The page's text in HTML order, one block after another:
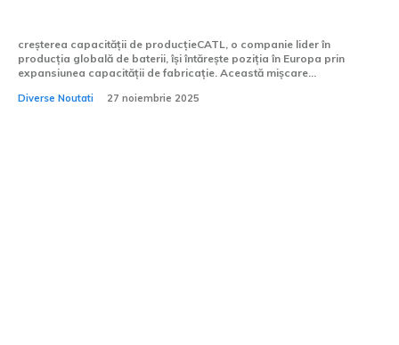
creșterea capacității de producțieCATL, o companie lider în
producția globală de baterii, își întărește poziția în Europa prin
expansiunea capacității de fabricație. Această mișcare...
Diverse Noutati 27 noiembrie 2025